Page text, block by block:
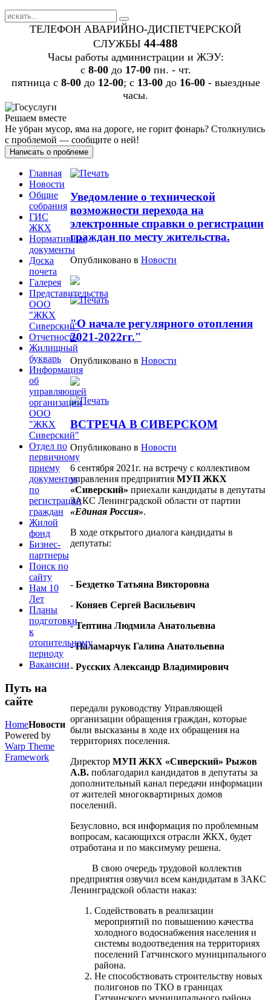
ТЕЛЕФОН АВАРИЙНО-ДИСПЕТЧЕРСКОЙ
СЛУЖБЫ 44-488
Часы работы администрации и ЖЭУ:
c 8-00до 17-00пн. - чт.
пятница с 8-00до 12-00; с 13-00до 16-00- выездные
часы.
Решаем вместе
Не убран мусор, яма на дороге, не горит фонарь? Столкнулись
с проблемой — сообщите о ней!
Написать о проблеме
Уведомление о технической
возможности перехода на
электронные справки о регистрации
граждан по месту жительства.
Опубликовано в Новости
"О начале регулярного отопления
2021-2022гг."
Опубликовано в Новости
ВСТРЕЧА В СИВЕРСКОМ
Опубликовано в Новости
6 сентября 2021г. на встречу с коллективом
управления предприятия МУП ЖКХ
«Сиверский» приехали кандидаты в депутаты
ЗАКС Ленинградской области от партии
«Единая Россия».
В ходе открытого диалога кандидаты в
депутаты:
- Бездетко Татьяна Викторовна
- Коняев Сергей Васильевич
-Тептина Людмила Анатольевна
-Паламарчук Галина Анатольевна
- Русских Александр Владимирович
передали руководству Управляющей
организации обращения граждан, которые
были высказаны в ходе их обращения на
территориях поселения.
Директор МУП ЖКХ «Сиверский» Рыжов
А.В. поблагодарил кандидатов в депутаты за
дополнительный канал передачи информации
от жителей многоквартирных домов
поселений.
Безусловно, вся информация по проблемным
вопросам, касающихся отрасли ЖКХ, будет
отработана и по максимуму решена.
В свою очередь трудовой коллектив
предприятия озвучил всем кандидатам в ЗАКС
Ленинградской области наказ:
Содействовать в реализации
мероприятий по повышению качества
холодного водоснабжения населения и
системы водоотведения на территориях
поселений Гатчинского муниципального
района.
Не способствовать строительству новых
полигонов по ТКО в границах
Главная
Новости
Общие
собрания
ГИС
ЖКХ
Нормативные
документы
Доска
почета
Галерея
Представительства
ООО
"ЖКХ
Сиверский"
Отчетность
Жилищный
букварь
Информация
об
управляющей
организации
ООО
"ЖКХ
Сиверский"
Отдел по
первичному
приему
документов
по
регистрации
граждан
Жилой
фонд
Бизнес-
партнеры
Поиск по
сайту
Нам 10
Лет
Планы
подготовки
к
отопительному
периоду
Вакансии
Путь на
сайте
HomeНовости
Powered by
Warp Theme
Framework